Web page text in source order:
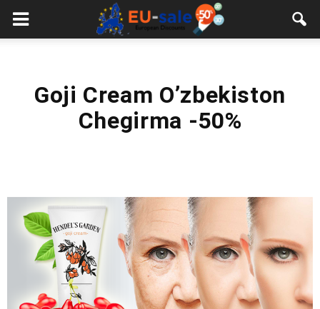
European
Goji Cream O’zbekiston
Chegirma -50%